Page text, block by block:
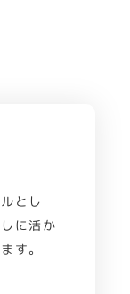
とし
に活か
す。